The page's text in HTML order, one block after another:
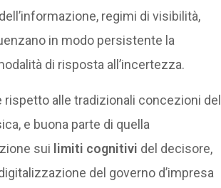
regimi di visibilità,
in modo persistente la
di risposta all’incertezza.
alle tradizionali concezioni del
e buona parte di quella
sui limiti cognitivi del decisore,
del governo d’impresa